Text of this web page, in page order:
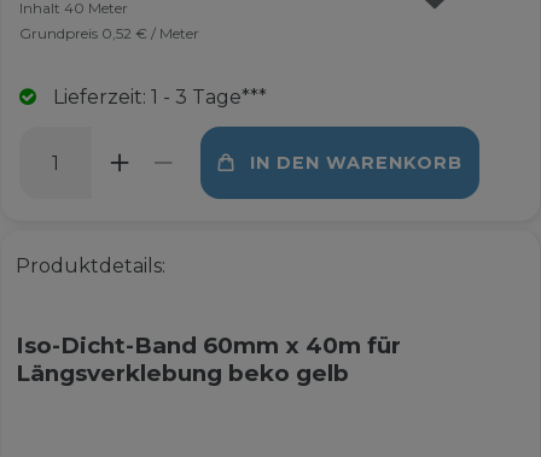
Inhalt 40 Meter
Grundpreis 0,52 € / Meter
Lieferzeit: 1 - 3 Tage***
IN DEN WARENKORB
Produktdetails:
Iso-Dicht-Band 60mm x 40m für
Längsverklebung beko gelb